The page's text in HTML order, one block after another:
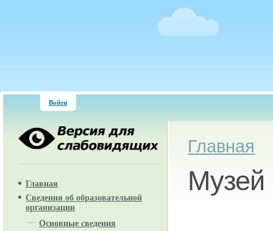
Войти
Главная
Сведения об образовательной
организации
Основные сведения
Вы здесь
Главная
Музей